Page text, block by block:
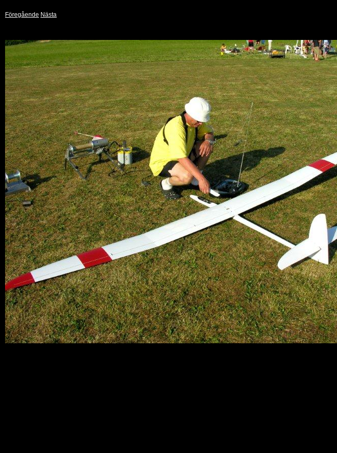
Föregående Nästa